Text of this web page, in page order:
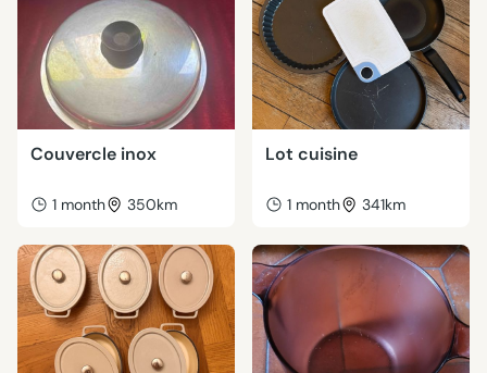
Couvercle inox
1 month 350km
Lot cuisine
1 month 341km